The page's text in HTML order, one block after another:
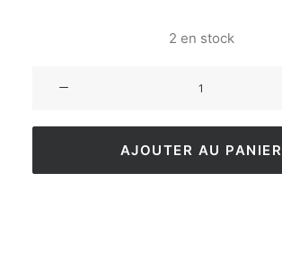
2 en stock
AJOUTER AU PANIER